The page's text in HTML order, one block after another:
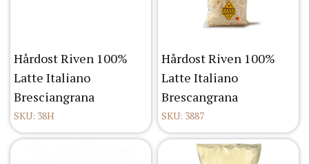
Hårdost Riven 100%
Latte Italiano
Bresciangrana
SKU: 38H
Hårdost Riven 100%
Latte Italiano
Brescangrana
SKU: 3887